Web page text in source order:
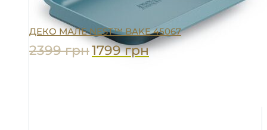
ДЕКО МАЛЕ NEST™ BAKE 45067
2399грн1799грн